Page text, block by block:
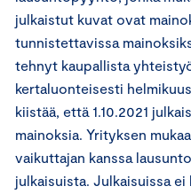
julkaistut kuvat ovat
tunnistettavissa
tehnyt kaupallista
kertaluonteisesti
kiistää, että 1.10.2021
mainoksia. Yrityksen
vaikuttajan kanssa
julkaisuista. Julkaisuissa